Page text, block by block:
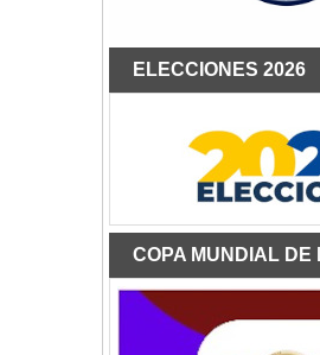
ELECCIONES 2026
COPA MUNDIAL DE